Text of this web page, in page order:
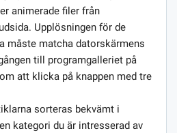
animerade filer från
Upplösningen för de
måste matcha datorskärmens
till programgalleriet på
att klicka på knappen med tre
sorteras bekvämt i
kategori du är intresserad av